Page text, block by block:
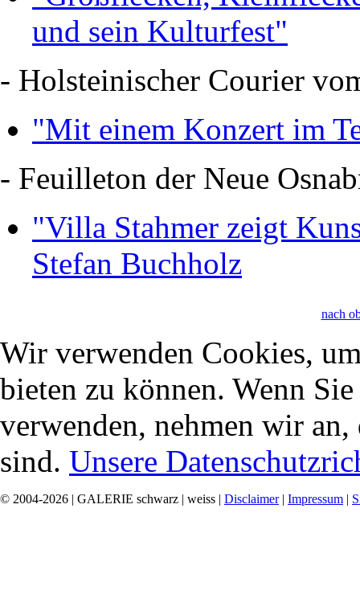
und sein Kulturfest"
- Holsteinischer Courier
"Mit einem Konzert im
- Feuilleton der Neue
"Villa Stahmer zeigt
Stefan Buchholz
nach
Wir verwenden Cookies,
bieten zu können. Wenn
verwenden, nehmen wir
sind. Unsere
© 2004-2026 | GALERIE schwarz | weiss | Disclaimer| Impressum |